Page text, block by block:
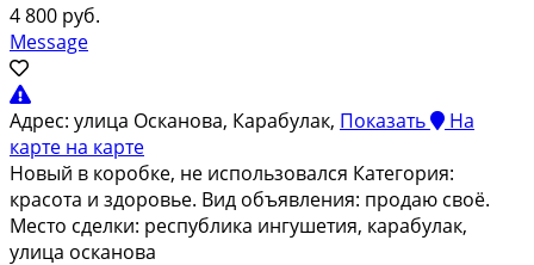
4 800 руб.
Message
Адрес: улица Осканова, Карабулак, Показать
На
карте на карте
Новый в коробке, не использовался Категория:
красота и здоровье. Вид объявления: продаю своё.
Место сделки: республика ингушетия, карабулак,
улица осканова